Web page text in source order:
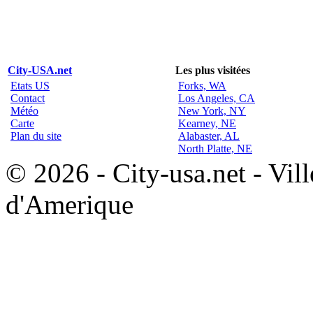
City-USA.net
Les plus visitées
Etats US
Contact
Météo
Carte
Plan du site
Forks, WA
Los Angeles, CA
New York, NY
Kearney, NE
Alabaster, AL
North Platte, NE
© 2026 - City-usa.net -
d'Amerique